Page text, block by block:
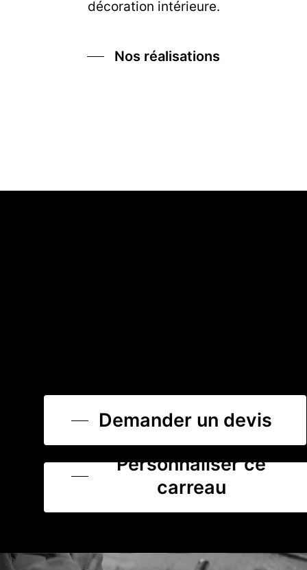
décoration intérieure.
Nos réalisations
Demander un devis
Personnaliser ce
carreau